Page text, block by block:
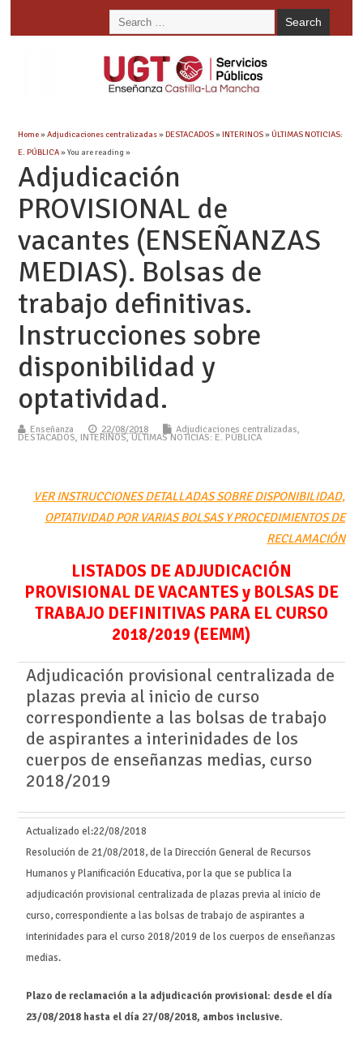
Home»Adjudicaciones centralizadas»DESTACADOS»INTERINOS»ÚLTIMAS NOTICIAS:
E. PÚBLICA» You are reading »
Adjudicación
PROVISIONAL de
vacantes (ENSEÑANZAS
MEDIAS). Bolsas de
trabajo definitivas.
Instrucciones sobre
disponibilidad y
optatividad.
Enseñanza 22/08/2018 Adjudicaciones centralizadas,
DESTACADOS, INTERINOS,ÚLTIMAS NOTICIAS: E. PÚBLICA
VER INSTRUCCIONES DETALLADAS SOBRE DISPONIBILIDAD,
OPTATIVIDAD POR VARIAS BOLSAS Y PROCEDIMIENTOS DE
RECLAMACIÓN
LISTADOS DE ADJUDICACIÓN
PROVISIONAL DE VACANTES y BOLSAS DE
TRABAJO DEFINITIVAS PARA EL CURSO
2018/2019 (EEMM)
Adjudicación provisional centralizada de
plazas previa al inicio de curso
correspondiente a las bolsas de trabajo
de aspirantes a interinidades de los
cuerpos de enseñanzas medias, curso
2018/2019
Actualizado el:22/08/2018
Resolución de 21/08/2018, de la Dirección General de Recursos
Humanos y Planificación Educativa, por la que se publica la
adjudicación provisional centralizada de plazas previa al inicio de
curso, correspondiente a las bolsas de trabajo de aspirantes a
interinidades para el curso 2018/2019 de los cuerpos de enseñanzas
medias.
Plazo de reclamación a la adjudicación provisional: desde el día
23/08/2018 hasta el día 27/08/2018, ambos inclusive.